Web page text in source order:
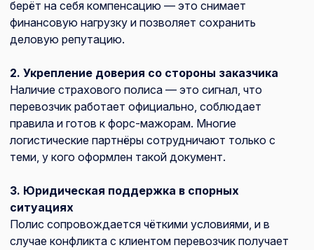
берёт на себя компенсацию — это снимает
финансовую нагрузку и позволяет сохранить
деловую репутацию.
2. Укрепление доверия со стороны заказчика
Наличие страхового полиса — это сигнал, что
перевозчик работает официально, соблюдает
правила и готов к форс-мажорам. Многие
логистические партнёры сотрудничают только с
теми, у кого оформлен такой документ.
3. Юридическая поддержка в спорных
ситуациях
Полис сопровождается чёткими условиями, и в
случае конфликта с клиентом перевозчик получает